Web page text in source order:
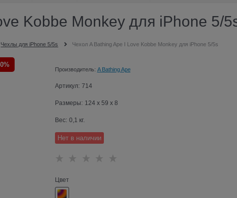
Kobbe Monkey для iPhone 5/
Чехлы для iPhone 5/5s Чехол A Bathing Ape I Love Kobbe Monkey для iPhone 5/5s
Производитель: A Bathing Ape
Артикул: 714
Размеры: 124 x 59 x 8
Вес: 0,1 кг.
Нет в наличии
Цвет